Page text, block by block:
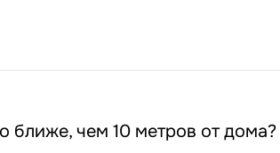
ближе, чем 10 метров от дома?